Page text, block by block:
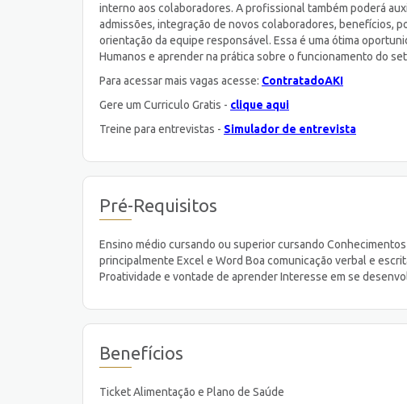
interno aos colaboradores. A profissional também poderá
admissões, integração de novos colaboradores, benefícios,
orientação da equipe responsável. Essa é uma ótima
Humanos e aprender na prática sobre o funcionamento do
Para acessar mais vagas acesse: ContratadoAKI
Gere um Curriculo Gratis - clique aqui
Treine para entrevistas - Simulador de entrevista
Pré-Requisitos
Ensino médio cursando ou superior cursando
principalmente Excel e Word Boa comunicação verbal e
Proatividade e vontade de aprender Interesse em se
Benefícios
Ticket Alimentação e Plano de Saúde